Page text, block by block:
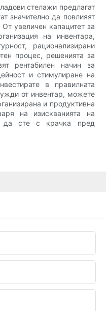
стелажи предлагат
значително да повлияят
увеличен капацитет за
на инвентара,
рационализирани
процес, решенията за
рентабилен начин за
и стимулиране на
в правилната
от инвентар, можете
и продуктивна
на изискванията на
да сте с крачка пред